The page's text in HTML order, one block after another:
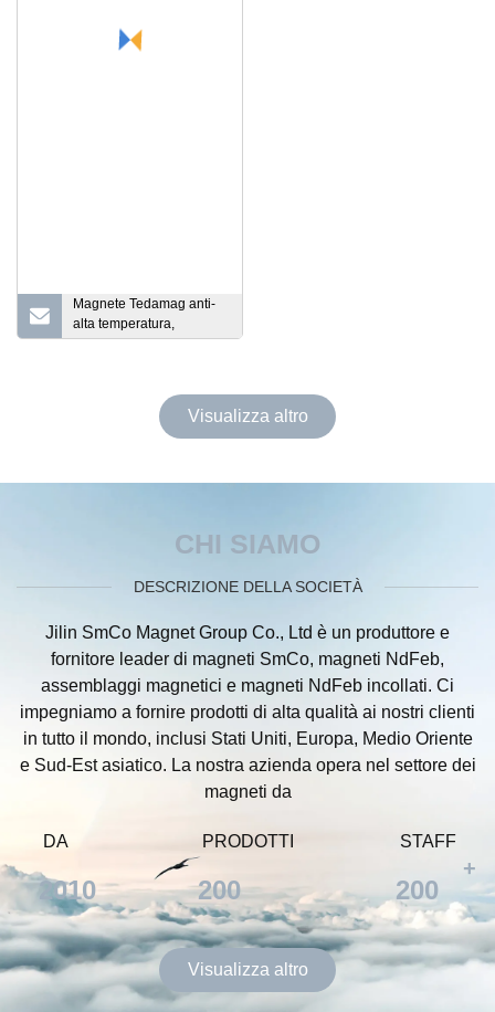
Magnete Tedamag anti-
alta temperatura,
consistenza eccellente,
Visualizza altro
CHI SIAMO
DESCRIZIONE DELLA SOCIETÀ
Jilin SmCo Magnet Group Co., Ltd è un produttore e
fornitore leader di magneti SmCo, magneti NdFeb,
assemblaggi magnetici e magneti NdFeb incollati. Ci
impegniamo a fornire prodotti di alta qualità ai nostri clienti
in tutto il mondo, inclusi Stati Uniti, Europa, Medio Oriente
e Sud-Est asiatico. La nostra azienda opera nel settore dei
magneti da
DA
2010
PRODOTTI
200
STAFF
200
+
Visualizza altro